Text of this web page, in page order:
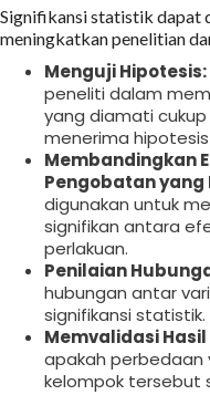
Signifikansi statistik dapat
meningkatkan penelitian
Menguji Hipotesis:
peneliti dalam
yang diamati
menerima
Membandingkan
Pengobatan yang
digunakan untuk
signifikan antara
perlakuan.
Penilaian
hubungan antar
signifikansi statistik.
Memvalidasi Hasil
apakah
kelompok tersebut